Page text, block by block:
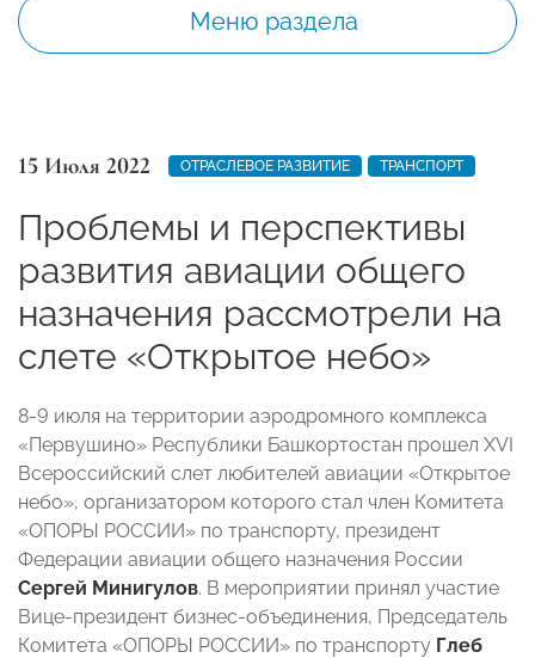
Меню раздела
15 Июля 2022 ОТРАСЛЕВОЕ РАЗВИТИЕ ТРАНСПОРТ
Проблемы и перспективы
развития авиации общего
назначения рассмотрели на
слете «Открытое небо»
8-9 июля на территории аэродромного комплекса
«Первушино» Республики Башкортостан прошел XVI
Всероссийский слет любителей авиации «Открытое
небо», организатором которого стал член Комитета
«ОПОРЫ РОССИИ» по транспорту, президент
Федерации авиации общего назначения России
Сергей Минигулов. В мероприятии принял участие
Вице-президент бизнес-объединения, Председатель
Комитета «ОПОРЫ РОССИИ» по транспорту Глеб